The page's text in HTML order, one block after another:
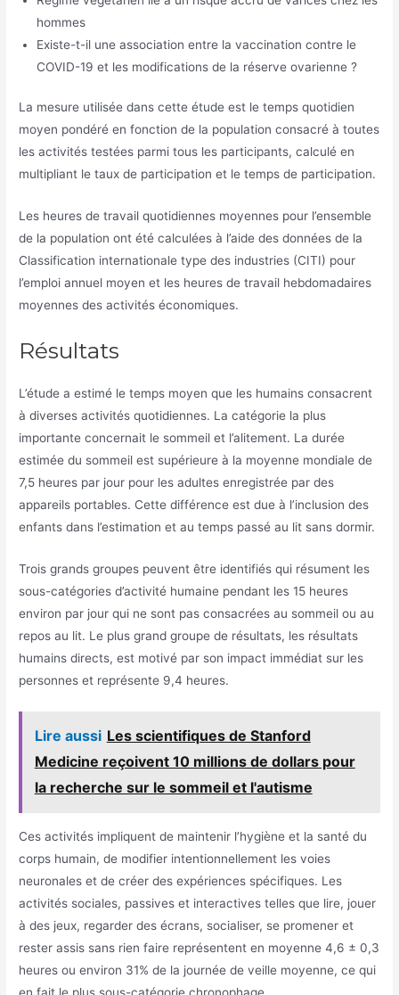
hommes
Existe-t-il une association entre la vaccination contre le
COVID-19 et les modifications de la réserve ovarienne ?
La mesure utilisée dans cette étude est le temps quotidien
moyen pondéré en fonction de la population consacré à toutes
les activités testées parmi tous les participants, calculé en
multipliant le taux de participation et le temps de participation.
Les heures de travail quotidiennes moyennes pour l’ensemble
de la population ont été calculées à l’aide des données de la
Classification internationale type des industries (CITI) pour
l’emploi annuel moyen et les heures de travail hebdomadaires
moyennes des activités économiques.
Résultats
L’étude a estimé le temps moyen que les humains consacrent
à diverses activités quotidiennes. La catégorie la plus
importante concernait le sommeil et l’alitement. La durée
estimée du sommeil est supérieure à la moyenne mondiale de
7,5 heures par jour pour les adultes enregistrée par des
appareils portables. Cette différence est due à l’inclusion des
enfants dans l’estimation et au temps passé au lit sans dormir.
Trois grands groupes peuvent être identifiés qui résument les
sous-catégories d’activité humaine pendant les 15 heures
environ par jour qui ne sont pas consacrées au sommeil ou au
repos au lit. Le plus grand groupe de résultats, les résultats
humains directs, est motivé par son impact immédiat sur les
personnes et représente 9,4 heures.
Lire aussi Les scientifiques de Stanford
Medicine reçoivent 10 millions de dollars pour
la recherche sur le sommeil et l'autisme
Ces activités impliquent de maintenir l’hygiène et la santé du
corps humain, de modifier intentionnellement les voies
neuronales et de créer des expériences spécifiques. Les
activités sociales, passives et interactives telles que lire, jouer
à des jeux, regarder des écrans, socialiser, se promener et
rester assis sans rien faire représentent en moyenne 4,6 ± 0,3
heures ou environ 31% de la journée de veille moyenne, ce qui
en fait le plus sous-catégorie chronophage.